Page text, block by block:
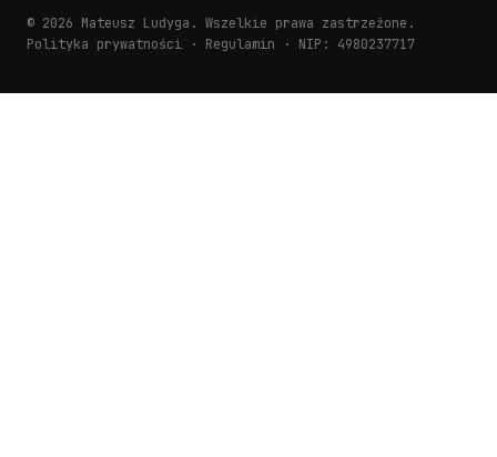
© 2026 Mateusz Ludyga. Wszelkie prawa zastrzeżone.
Polityka prywatności · Regulamin · NIP: 4980237717